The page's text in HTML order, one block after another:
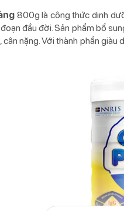
800g là công thức dinh
đầu đời. Sản phẩm bổ
nặng. Với thành phần